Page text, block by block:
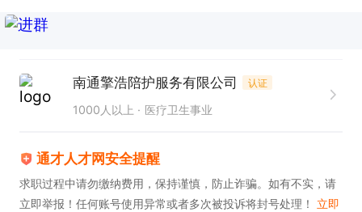
护理主管）者优先考虑。
2. 有较强的人际交往沟通能力，较强的亲和力。
5. 能适应医院的现场管理环境。
南通擎浩陪护服务有限公司 认证
1000人以上 医疗卫生事业
通才人才网安全提醒
求职过程中请勿缴纳费用，保持谨慎，防止诈骗。如有不实，请
立即举报！任何账号使用异常或者多次被投诉将封号处理！ 立即